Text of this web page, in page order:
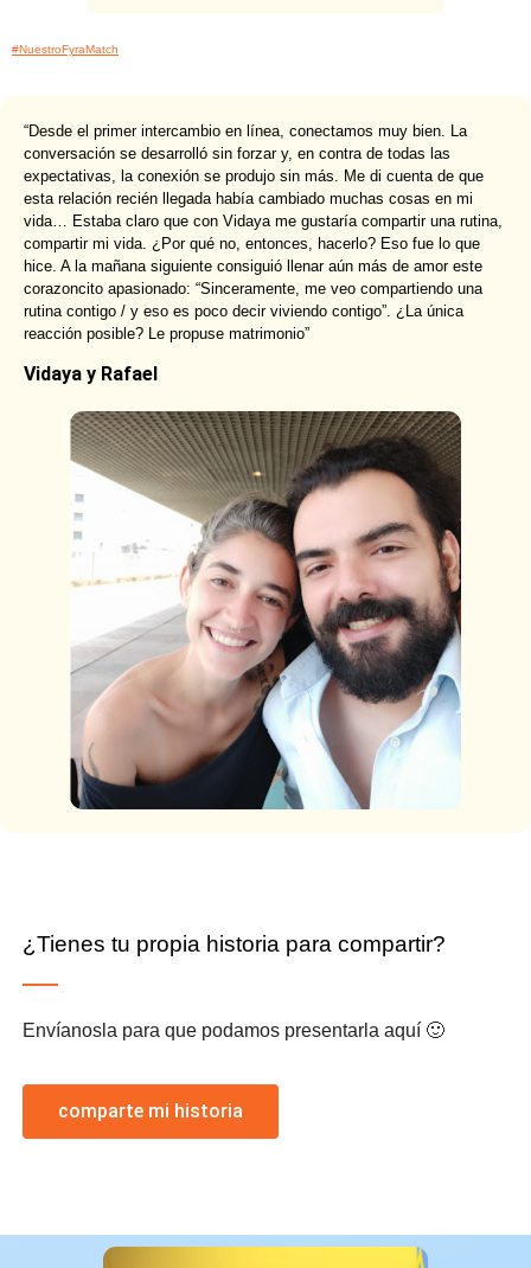
#NuestroFyraMatch
“Desde el primer intercambio en línea, conectamos muy bien. La
conversación se desarrolló sin forzar y, en contra de todas las
expectativas, la conexión se produjo sin más. Me di cuenta de que
esta relación recién llegada había cambiado muchas cosas en mi
vida… Estaba claro que con Vidaya me gustaría compartir una rutina,
compartir mi vida. ¿Por qué no, entonces, hacerlo? Eso fue lo que
hice. A la mañana siguiente consiguió llenar aún más de amor este
corazoncito apasionado: “Sinceramente, me veo compartiendo una
rutina contigo / y eso es poco decir viviendo contigo”. ¿La única
reacción posible? Le propuse matrimonio”
Vidaya y Rafael
¿Tienes tu propia historia para compartir?
Envíanosla para que podamos presentarla aquí 🙂
comparte mi historia